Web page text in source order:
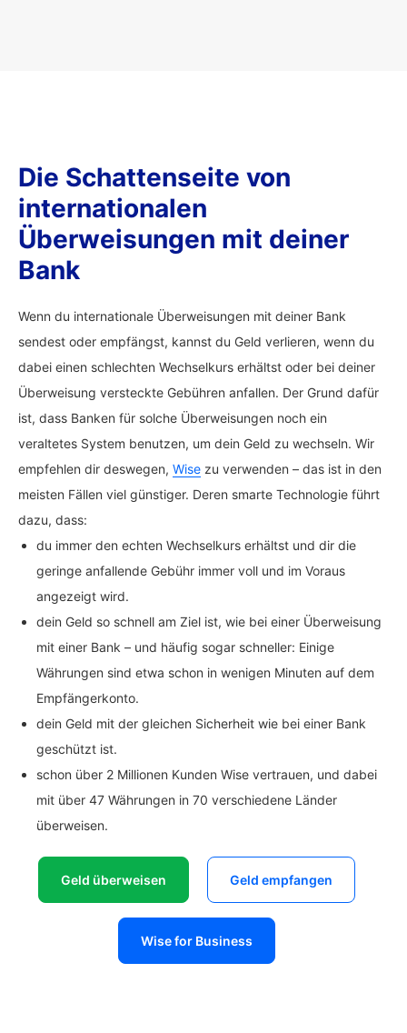
Die Schattenseite von
internationalen
Überweisungen mit deiner
Bank
Wenn du internationale Überweisungen mit deiner Bank
sendest oder empfängst, kannst du Geld verlieren, wenn du
dabei einen schlechten Wechselkurs erhältst oder bei deiner
Überweisung versteckte Gebühren anfallen. Der Grund dafür
ist, dass Banken für solche Überweisungen noch ein
veraltetes System benutzen, um dein Geld zu wechseln. Wir
empfehlen dir deswegen, Wise zu verwenden – das ist in den
meisten Fällen viel günstiger. Deren smarte Technologie führt
dazu, dass:
du immer den echten Wechselkurs erhältst und dir die
geringe anfallende Gebühr immer voll und im Voraus
angezeigt wird.
dein Geld so schnell am Ziel ist, wie bei einer Überweisung
mit einer Bank – und häufig sogar schneller: Einige
Währungen sind etwa schon in wenigen Minuten auf dem
Empfängerkonto.
dein Geld mit der gleichen Sicherheit wie bei einer Bank
geschützt ist.
schon über 2 Millionen Kunden Wise vertrauen, und dabei
mit über 47 Währungen in 70 verschiedene Länder
überweisen.
Geld überweisen Geld empfangen
Wise for Business